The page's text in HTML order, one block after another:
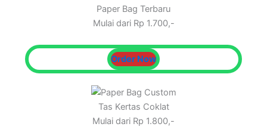
Paper Bag Terbaru
Mulai dari Rp 1.700,-
Order Now
Tas Kertas Coklat
Mulai dari Rp 1.800,-